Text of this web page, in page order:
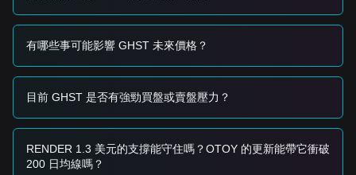
基於當前市場結構，分析師建議如下：
• 等待 GHST 重新佔領並穩定在$0.0457阻力位之上後再進
場。
• 或者，尋找對 $0.0422支撐位的成功回測，且 RSI 出現看漲
背離。
• 突破$0.0457可能標誌著價格向下一個目標$0.0530（靠近
50 日 SMA）移動。
有哪些事可能影響 GHST 未來價格？
目前 GHST 是否有強勁買盤或賣盤壓力？
RENDER 1.3 美元的支撐能守住嗎？OTOY 的更新能帶它衝破
200 日均線嗎？